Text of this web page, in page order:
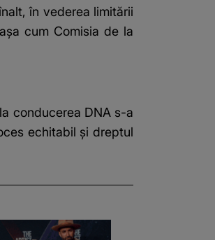
în vederea limitării
cum Comisia de la
conducerea DNA s-a
echitabil şi dreptul